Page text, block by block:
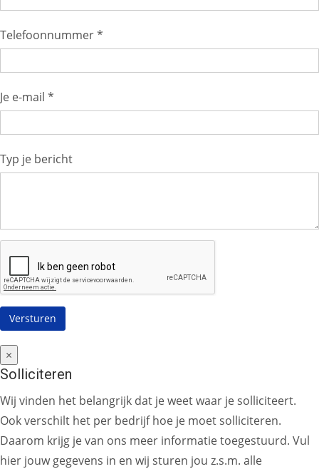
Telefoonnummer *
Je e-mail *
Typ je bericht
×
Solliciteren
Wij vinden het belangrijk dat je weet waar je solliciteert.
Ook verschilt het per bedrijf hoe je moet solliciteren.
Daarom krijg je van ons meer informatie toegestuurd. Vul
hier jouw gegevens in en wij sturen jou z.s.m. alle